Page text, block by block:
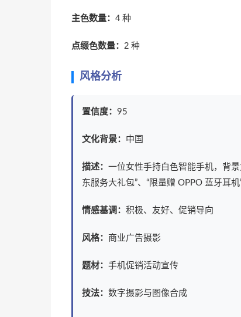
主色数量： 4 种
点缀色数量： 2 种
风格分析
置信度： 95
文化背景： 中国
描述： 一位女性手持白色智能手机，背
东服务大礼包”、“限量赠 OPPO 蓝牙耳
情感基调： 积极、友好、促销导向
风格： 商业广告摄影
题材： 手机促销活动宣传
技法： 数字摄影与图像合成